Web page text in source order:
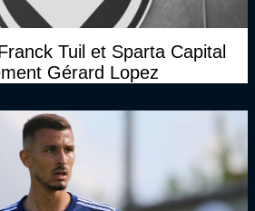
Tuil et Sparta Capital
Gérard Lopez